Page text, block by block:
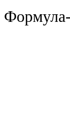
Формула-